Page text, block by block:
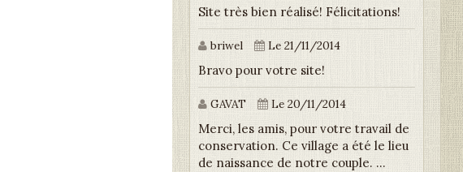
Site très bien réalisé! Félicitations!
briwel Le 21/11/2014
Bravo pour votre site!
GAVAT Le 20/11/2014
Merci, les amis, pour votre travail de
conservation. Ce village a été le lieu
de naissance de notre couple. ...